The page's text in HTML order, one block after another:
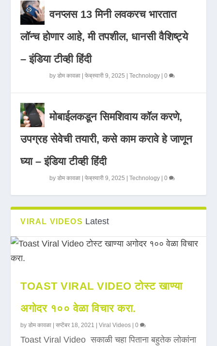
वनप्लस 13 मिनी लवकरच भारतात
लॉन्च होणार आहे, मी तपशील, धानसी वैशिष्ट्ये
– इंडिया टीव्ही हिंदी
byडोम कावळा |फेब्रुवारी 9, 2025 |Technology |0
मोबाईलकडून सिमशिवाय कॉल करणे,
उपग्रह सेवेची तयारी, कसे काम करावे हे जाणून
घ्या – इंडिया टीव्ही हिंदी
byडोम कावळा |फेब्रुवारी 9, 2025 |Technology |0
VIRAL VIDEOS Latest
TOAST VIRAL VIDEO टोस्ट खाण्या
अगोदर १०० वेळा विचार करा.
byडोम कावळा |सप्टेंबर 18, 2021 |Viral Videos |0
Toast Viral Video सकाळी चहा पिताना बहुतेक लोकांना